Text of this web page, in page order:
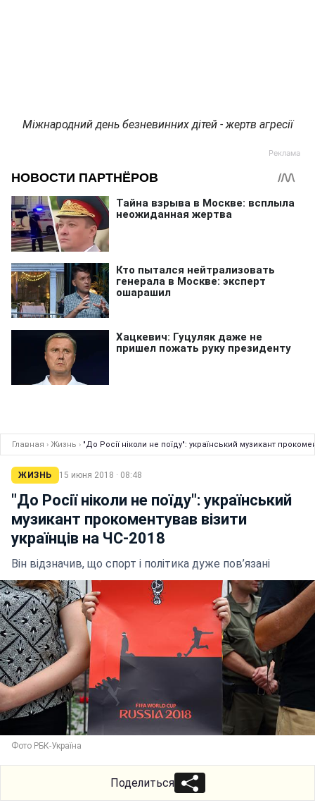
Міжнародний день безневинних дітей - жертв агресії
Главная › Жизнь › "До Росії ніколи не поїду": український музикант
ЖИЗНЬ 15 июня 2018 · 08:48
"До Росії ніколи не поїду": український
музикант прокоментував візити
українців на ЧС-2018
Він відзначив, що спорт і політика дуже пов’язані
Фото РБК-Україна
Поделиться